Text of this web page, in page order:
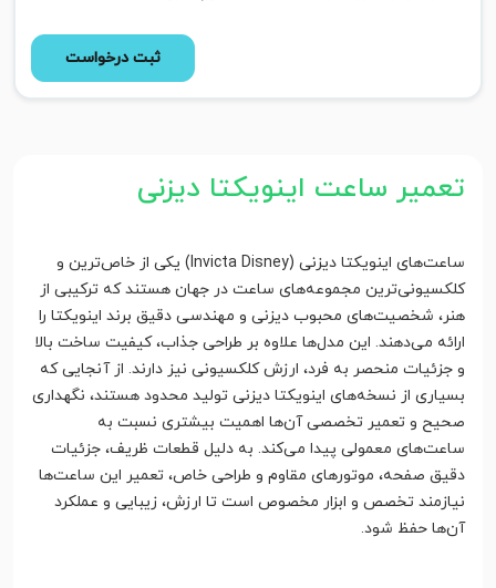
ثبت درخواست
تعمیر ساعت اینویکتا دیزنی
ساعت‌های اینویکتا دیزنی (Invicta Disney) یکی از خاص‌ترین و
کلکسیونی‌ترین مجموعه‌های ساعت در جهان هستند که ترکیبی از
هنر، شخصیت‌های محبوب دیزنی و مهندسی دقیق برند اینویکتا را
ارائه می‌دهند. این مدل‌ها علاوه بر طراحی جذاب، کیفیت ساخت بالا
و جزئیات منحصر به فرد، ارزش کلکسیونی نیز دارند. از آنجایی که
بسیاری از نسخه‌های اینویکتا دیزنی تولید محدود هستند، نگهداری
صحیح و تعمیر تخصصی آن‌ها اهمیت بیشتری نسبت به
ساعت‌های معمولی پیدا می‌کند. به دلیل قطعات ظریف، جزئیات
دقیق صفحه، موتورهای مقاوم و طراحی خاص، تعمیر این ساعت‌ها
نیازمند تخصص و ابزار مخصوص است تا ارزش، زیبایی و عملکرد
آن‌ها حفظ شود.